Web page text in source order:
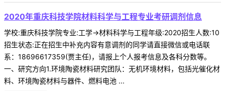
2020年重庆科技学院材料科学与工程专业考研调剂信息
学校:重庆科技学院专业:工学->材料科学与工程年级:2020招生人数:10
招生状态:正在招生中补充内容有意调剂的同学请直接微信或电话联
系：18696617359(贾主任)，请报上个人报考信息及各科分数等。
一、研究方向1.环境陶瓷材料研究团队：无机环境材料，包括光催化材
料、环境陶瓷材料与器件、燃料电池 ...